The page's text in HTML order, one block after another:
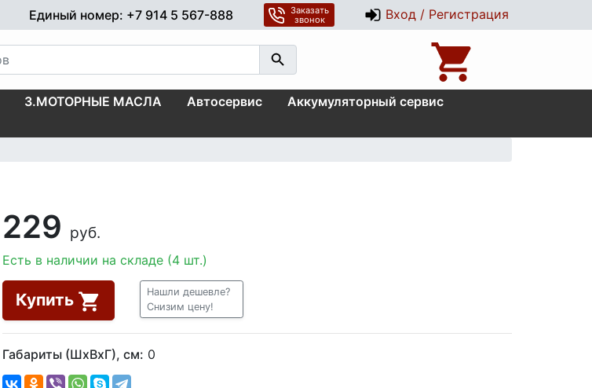
Единый номер: +7 914 5 567-888
Заказать
звонок
Вход / Регистрация
3.МОТОРНЫЕ МАСЛА Автосервис
Аккумуляторный сервис
229 руб.
Есть в наличии на складе (4 шт.)
Купить
Нашли дешевле?
Снизим цену!
Габариты (ШхВхГ), см: 0